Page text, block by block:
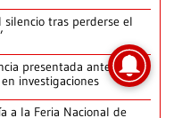
tras perderse el
presentada antes de su
investigaciones
a la Feria Nacional de